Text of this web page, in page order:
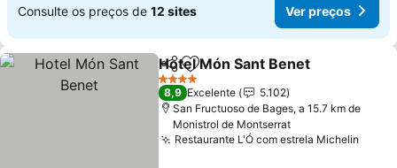
Consulte os preços de 12 sites Ver preços
PartilharAdicionar aos favoritos
Hotel Món Sant Benet
4 Estrelas
8,9 Excelente
5.102
San Fructuoso de Bages, a 15.7 km de
Monistrol de Montserrat
Restaurante L'Ó com estrela Michelin